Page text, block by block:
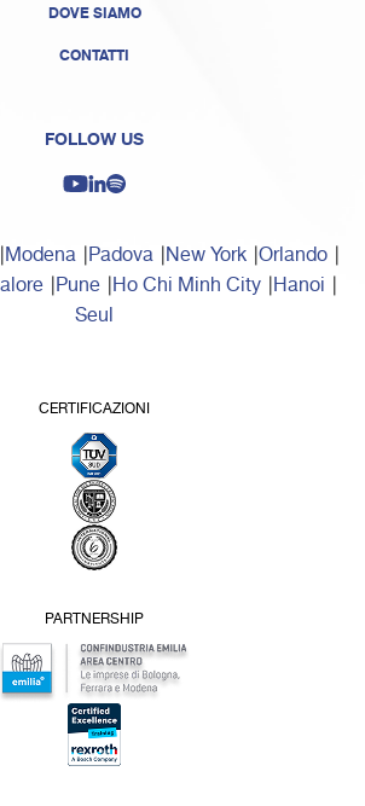
DOVE SIAMO
CONTATTI
FOLLOW US
Modena Padova New York Orlando
Pune Ho Chi Minh City Hanoi
Seul
CERTIFICAZIONI
PARTNERSHIP